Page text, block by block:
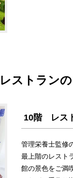
レストラン
10階 レス
管理栄養士監修
最上階のレスト
館の景色をご満